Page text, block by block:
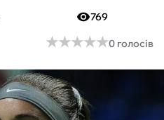
769
★★★★★
★★★★★0 голосів